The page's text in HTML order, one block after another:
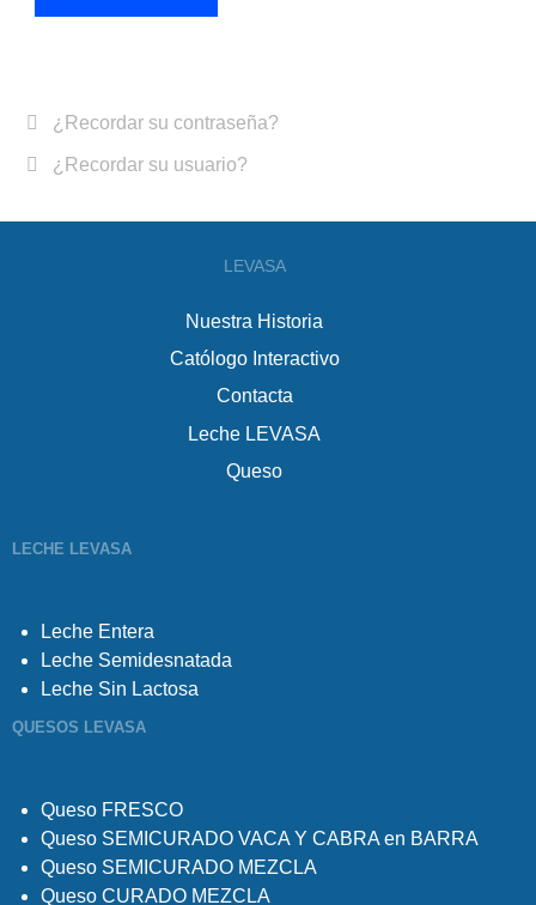
¿Recordar su contraseña?
¿Recordar su usuario?
LEVASA
Nuestra Historia
Católogo Interactivo
Contacta
Leche LEVASA
Queso
LECHE LEVASA
Leche Entera
Leche Semidesnatada
Leche Sin Lactosa
QUESOS LEVASA
Queso FRESCO
Queso SEMICURADO VACA Y CABRA en BARRA
Queso SEMICURADO MEZCLA
Queso CURADO MEZCLA